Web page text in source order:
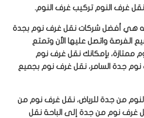
غرف النوم تركيب غرف النوم.
هي أفضل شركات نقل غرف نوم بجدة
الفرصة واتصل عليها الأن وتمتع
ممتازة، بإمكانك نقل غرف نوم
نوم جدة السامر، نقل غرف نوم بجميع
من جدة للرياض، نقل غرف نوم من
غرف نوم من جدة إلى الباحة نقل